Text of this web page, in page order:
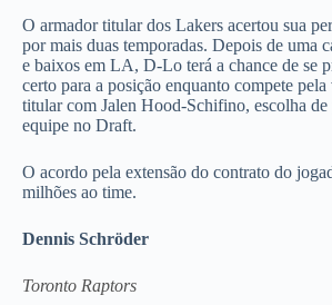
O armador titular dos Lakers acertou sua
por mais duas temporadas. Depois de uma
e baixos em LA, D-Lo terá a chance de se
certo para a posição enquanto compete
titular com Jalen Hood-Schifino, escolha de
equipe no Draft.
O acordo pela extensão do contrato do
milhões ao time.
Dennis Schröder
Toronto Raptors